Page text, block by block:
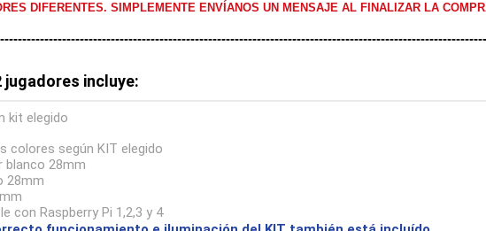
DIFERENTES. SIMPLEMENTE ENVÍANOS UN MENSAJE AL FINALIZAR LA
incluye:
kit elegido
colores según KIT elegido
blanco 28mm
28mm
con Raspberry Pi 1,2,3 y 4